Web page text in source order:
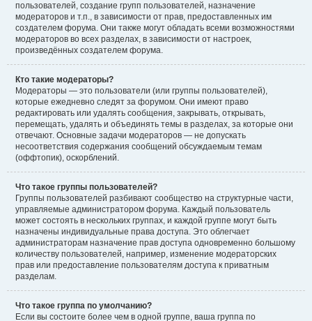
пользователей, создание групп пользователей, назначение
модераторов и т.п., в зависимости от прав, предоставленных им
создателем форума. Они также могут обладать всеми возможностями
модераторов во всех разделах, в зависимости от настроек,
произведённых создателем форума.
Кто такие модераторы?
Модераторы — это пользователи (или группы пользователей),
которые ежедневно следят за форумом. Они имеют право
редактировать или удалять сообщения, закрывать, открывать,
перемещать, удалять и объединять темы в разделах, за которые они
отвечают. Основные задачи модераторов — не допускать
несоответствия содержания сообщений обсуждаемым темам
(оффтопик), оскорблений.
Что такое группы пользователей?
Группы пользователей разбивают сообщество на структурные части,
управляемые администратором форума. Каждый пользователь
может состоять в нескольких группах, и каждой группе могут быть
назначены индивидуальные права доступа. Это облегчает
администраторам назначение прав доступа одновременно большому
количеству пользователей, например, изменение модераторских
прав или предоставление пользователям доступа к приватным
разделам.
Что такое группа по умолчанию?
Если вы состоите более чем в одной группе, ваша группа по